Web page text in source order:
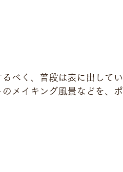
べく、普段は表に出してい
メイキング風景などを、ポ